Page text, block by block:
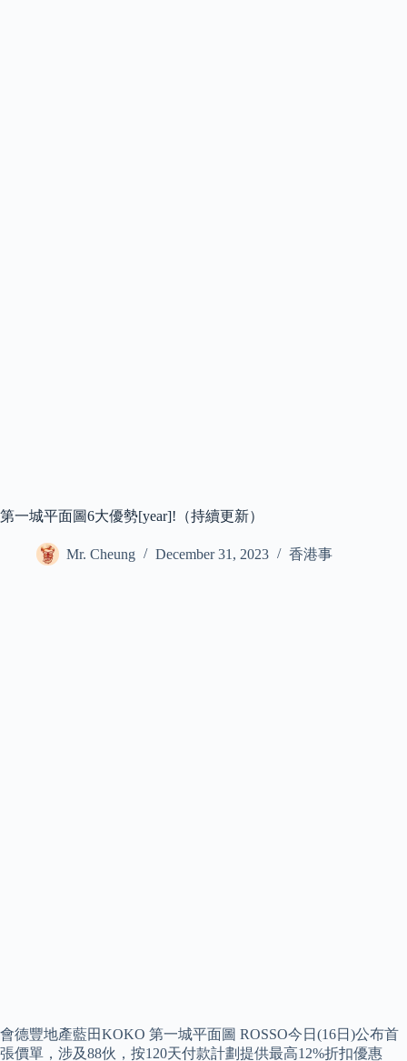
第一城平面圖6大優勢[year]!（持續更新）
Mr. Cheung December 31, 2023 香港事
會德豐地產藍田KOKO 第一城平面圖 ROSSO今日(16日)公布首
張價單，涉及88伙，按120天付款計劃提供最高12%折扣優惠